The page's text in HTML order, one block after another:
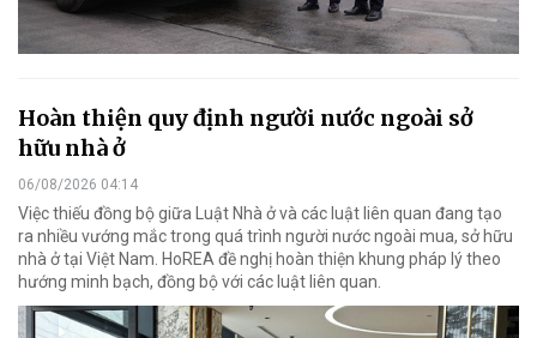
Hoàn thiện quy định người nước ngoài sở
hữu nhà ở
06/08/2026 04:14
Việc thiếu đồng bộ giữa Luật Nhà ở và các luật liên quan đang tạo
ra nhiều vướng mắc trong quá trình người nước ngoài mua, sở hữu
nhà ở tại Việt Nam. HoREA đề nghị hoàn thiện khung pháp lý theo
hướng minh bạch, đồng bộ với các luật liên quan.